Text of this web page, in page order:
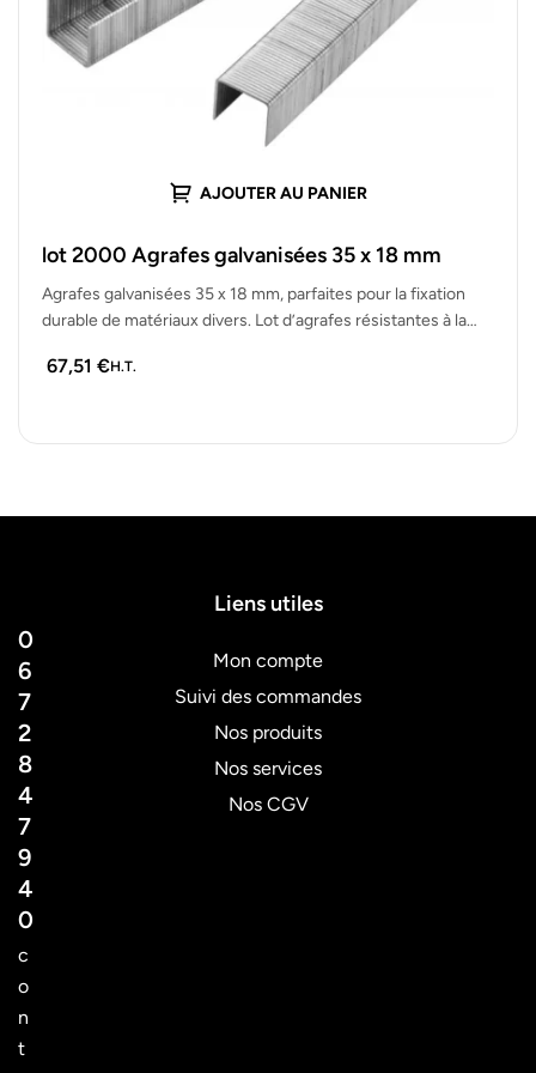
AJOUTER AU PANIER
lot 2000 Agrafes galvanisées 35 x 18 mm
Agrafes galvanisées 35 x 18 mm, parfaites pour la fixation
durable de matériaux divers. Lot d’agrafes résistantes à la
67,51 €H.T.
0
6
7
2
8
4
7
9
4
0
c
o
n
t
Liens utiles
Mon compte
Suivi des commandes
Nos produits
Nos services
Nos CGV